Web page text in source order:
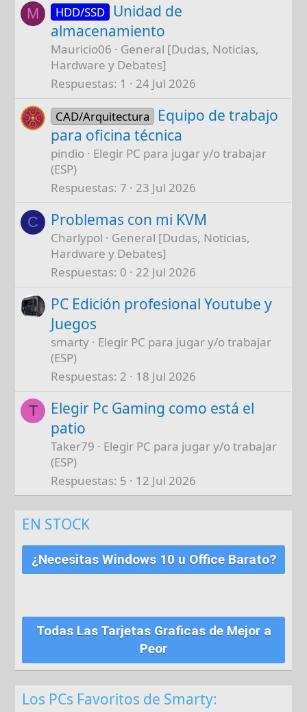
M HDD/SSD Unidad de
almacenamiento
Mauricio06
General [Dudas, Noticias,
Hardware y Debates]
Respuestas 1 24 Jul 2026
CAD/Arquitectura
Equipo de trabajo
para oficina técnica
pindio
Elegir PC para jugar y/o trabajar
(ESP)
Respuestas 7 23 Jul 2026
C Problemas con mi KVM
Charlypol
General [Dudas, Noticias,
Hardware y Debates]
Respuestas 0 22 Jul 2026
PC Edición profesional Youtube y
Juegos
smarty
Elegir PC para jugar y/o trabajar
(ESP)
Respuestas 2 18 Jul 2026
T
Elegir Pc Gaming como está el
patio
Taker79
Elegir PC para jugar y/o trabajar
(ESP)
Respuestas 5 12 Jul 2026
EN STOCK
¿Necesitas Windows 10 u Office Barato?
Todas Las Tarjetas Graficas de Mejor a
Peor
Los PCs Favoritos de Smarty: